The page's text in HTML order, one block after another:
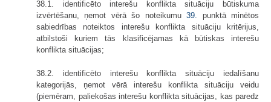
38.1. identificēto interešu konflikta situāciju būtiskuma
izvērtēšanu, ņemot vērā šo noteikumu39.
punktā minētos
sabiedrības noteiktos interešu konflikta situāciju kritērijus,
atbilstoši kuriem tās klasificējamas kā būtiskas interešu
konflikta situācijas;
38.2. identificēto interešu konflikta situāciju iedalīšanu
kategorijās, ņemot vērā interešu konflikta situāciju veidu
(piemēram, paliekošas interešu konflikta situācijas, kas paredz